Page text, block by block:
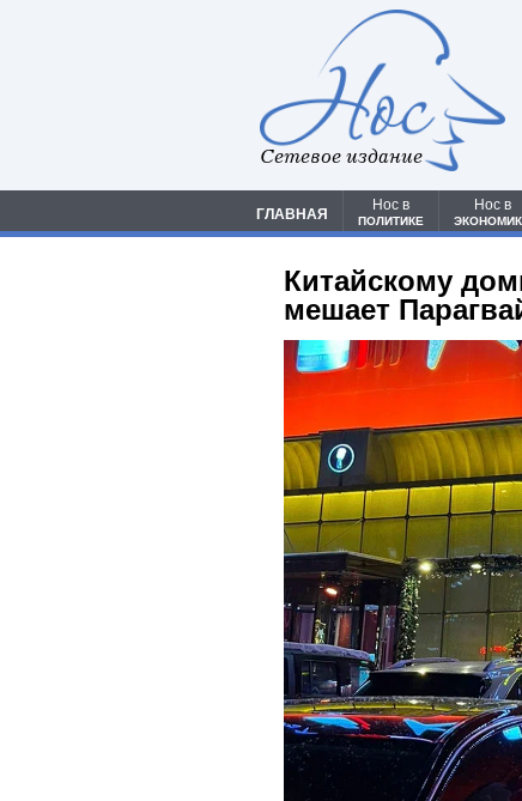
Сетевое издание
ГЛАВНАЯ
Нос в
ПОЛИТИКЕ
Нос в
Китайскому
мешает